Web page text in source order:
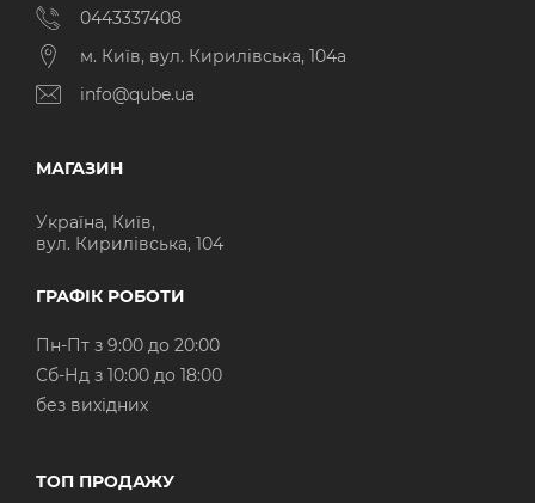
0443337408
м. Київ, вул. Кирилівська, 104а
info@qube.ua
МАГАЗИН
Україна, Київ,
вул. Кирилівська, 104
ГРАФІК РОБОТИ
Пн-Пт з 9:00 до 20:00
Cб-Нд з 10:00 до 18:00
без вихідних
ТОП ПРОДАЖУ